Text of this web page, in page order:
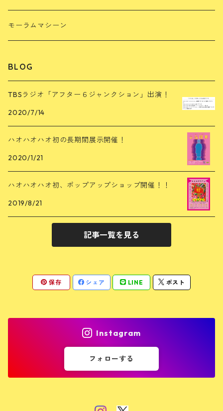
雲南山歌USB
モーラムマシーン
BLOG
TBSラジオ「アフター６ジャンクション」出演！
2020/7/14
ハオハオハオ初の長期間展示開催！
2020/1/21
ハオハオハオ初、ポップアップショップ開催！！
2019/8/21
記事一覧を見る
保存 シェア LINE ポスト
Instagram
フォローする